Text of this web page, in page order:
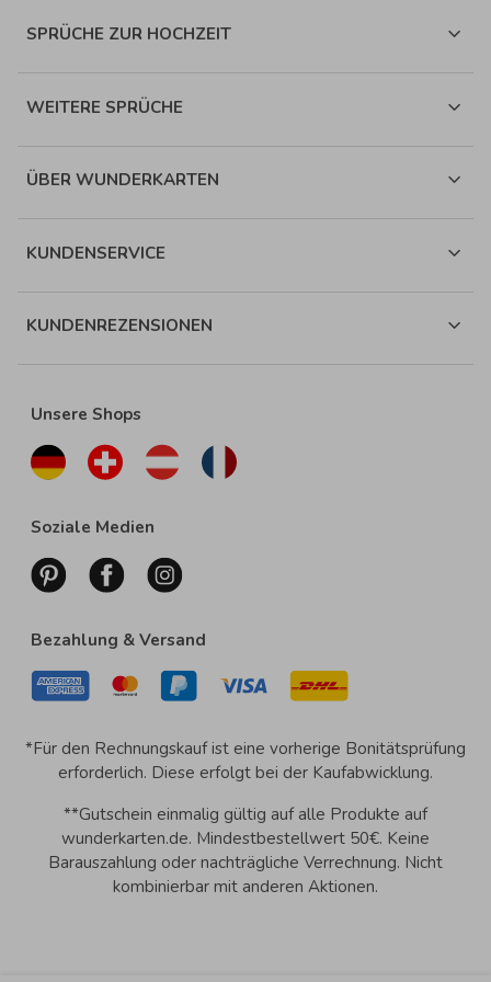
SPRÜCHE ZUR HOCHZEIT
WEITERE SPRÜCHE
ÜBER WUNDERKARTEN
KUNDENSERVICE
KUNDENREZENSIONEN
Unsere Shops
Soziale Medien
Bezahlung & Versand
*Für den Rechnungskauf ist eine vorherige Bonitätsprüfung
erforderlich. Diese erfolgt bei der Kaufabwicklung.
**Gutschein einmalig gültig auf alle Produkte auf
wunderkarten.de. Mindestbestellwert 50€. Keine
Barauszahlung oder nachträgliche Verrechnung. Nicht
kombinierbar mit anderen Aktionen.